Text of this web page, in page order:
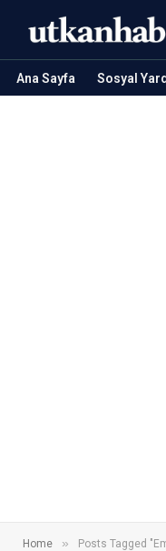
Ana Sayfa Sosyal
Home » Posts Tagged